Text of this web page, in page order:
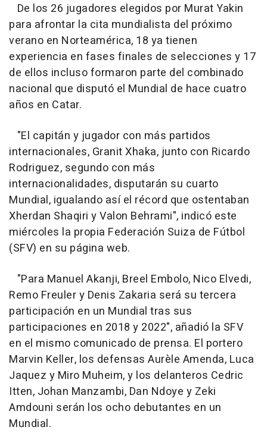
De los 26 jugadores elegidos por Murat Yakin
para afrontar la cita mundialista del próximo
verano en Norteamérica, 18 ya tienen
experiencia en fases finales de selecciones y 17
de ellos incluso formaron parte del combinado
nacional que disputó el Mundial de hace cuatro
años en Catar.
"El capitán y jugador con más partidos
internacionales, Granit Xhaka, junto con Ricardo
Rodriguez, segundo con más
internacionalidades, disputarán su cuarto
Mundial, igualando así el récord que ostentaban
Xherdan Shaqiri y Valon Behrami", indicó este
miércoles la propia Federación Suiza de Fútbol
(SFV) en su página web.
"Para Manuel Akanji, Breel Embolo, Nico Elvedi,
Remo Freuler y Denis Zakaria será su tercera
participación en un Mundial tras sus
participaciones en 2018 y 2022", añadió la SFV
en el mismo comunicado de prensa. El portero
Marvin Keller, los defensas Aurèle Amenda, Luca
Jaquez y Miro Muheim, y los delanteros Cedric
Itten, Johan Manzambi, Dan Ndoye y Zeki
Amdouni serán los ocho debutantes en un
Mundial.